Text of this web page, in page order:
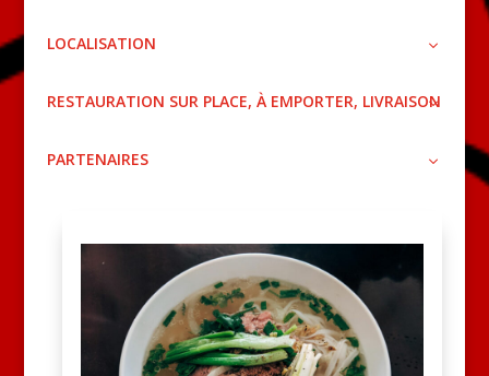
LOCALISATION
RESTAURATION SUR PLACE, À EMPORTER, LIVRAISON
PARTENAIRES